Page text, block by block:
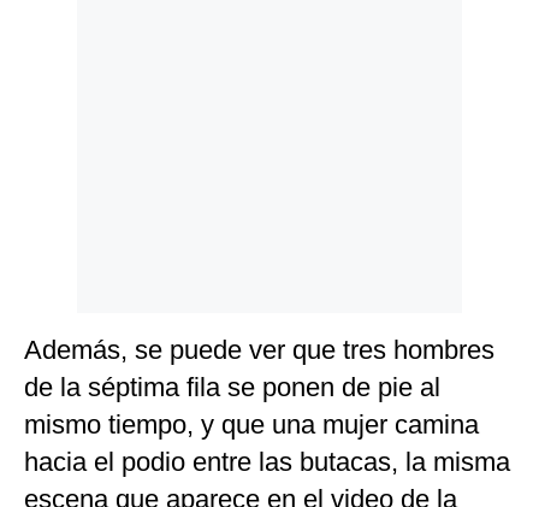
Además, se puede ver que tres hombres
de la séptima fila se ponen de pie al
mismo tiempo, y que una mujer camina
hacia el podio entre las butacas, la misma
escena que aparece en el video de la